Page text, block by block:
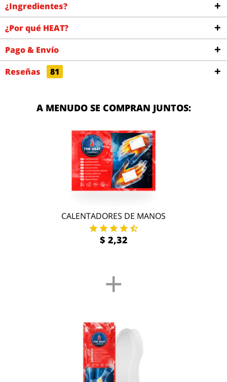
¿Ingredientes?
¿Por qué HEAT?
Pago & Envío
Reseñas
81
A MENUDO SE COMPRAN JUNTOS:
CALENTADORES DE MANOS
$ 2,32
+